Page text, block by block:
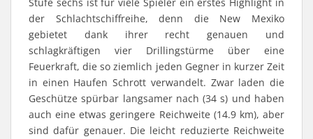
der Schlachtschiffreihe, denn die New Mexiko
gebietet dank ihrer recht genauen und
schlagkräftigen vier Drillingstürme über eine
Feuerkraft, die so ziemlich jeden Gegner in kurzer Zeit
in einen Haufen Schrott verwandelt. Zwar laden die
Geschütze spürbar langsamer nach (34 s) und haben
auch eine etwas geringere Reichweite (14.9 km), aber
sind dafür genauer. Die leicht reduzierte Reichweite